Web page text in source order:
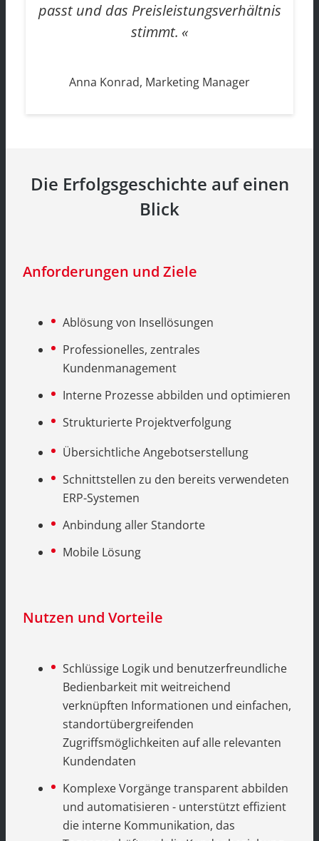
passt und das Preisleistungsverhältnis
stimmt.
Anna Konrad, Marketing Manager
Die Erfolgsgeschichte auf einen
Blick
Anforderungen und Ziele
Ablösung von Insellösungen
Professionelles, zentrales
Kundenmanagement
Interne Prozesse abbilden und optimieren
Strukturierte Projektverfolgung
Übersichtliche Angebotserstellung
Schnittstellen zu den bereits verwendeten
ERP-Systemen
Anbindung aller Standorte
Mobile Lösung
Nutzen und Vorteile
Schlüssige Logik und benutzerfreundliche
Bedienbarkeit mit weitreichend
verknüpften Informationen und einfachen,
standortübergreifenden
Zugriffsmöglichkeiten auf alle relevanten
Kundendaten
Komplexe Vorgänge transparent abbilden
und automatisieren - unterstützt effizient
die interne Kommunikation, das